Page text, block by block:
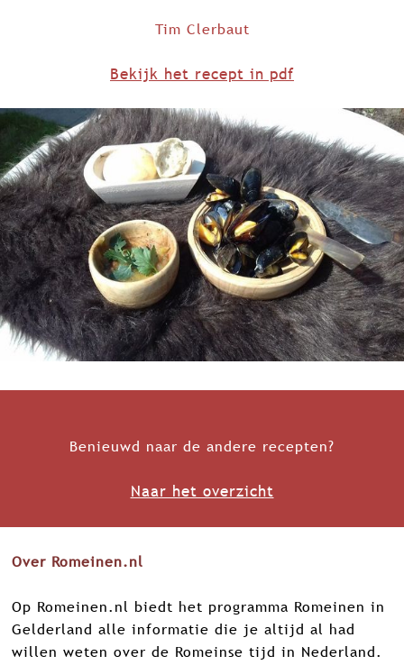
Tim Clerbaut
Bekijk het recept in pdf
Benieuwd naar de andere recepten?
Naar het overzicht
Over Romeinen.nl
Op Romeinen.nl biedt het programma Romeinen in
Gelderland alle informatie die je altijd al had
willen weten over de Romeinse tijd in Nederland.